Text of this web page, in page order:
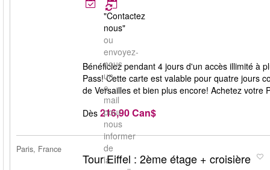
"Contactez
nous"
ou
envoyez-
nous
un
e-
mail
pour
nous
informer
de
la
Bénéficiez pendant 4 jours d'un accès illimité à
Pass! Cette carte est valable pour quatre jours
de Versailles et bien plus encore! Achetez votre
Dès 216,90 Can$
Paris, France
Tour Eiffel : 2ème étage + croisière